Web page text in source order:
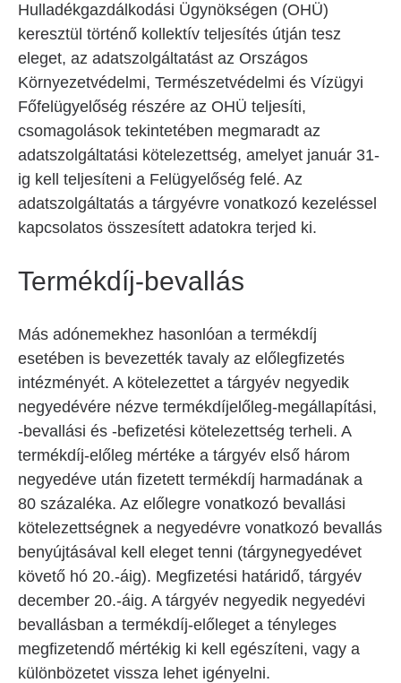
Hulladékgazdálkodási Ügynökségen (OHÜ)
keresztül történő kollektív teljesítés útján tesz
eleget, az adatszolgáltatást az Országos
Környezetvédelmi, Természetvédelmi és Vízügyi
Főfelügyelőség részére az OHÜ teljesíti,
csomagolások tekintetében megmaradt az
adatszolgáltatási kötelezettség, amelyet január 31-
ig kell teljesíteni a Felügyelőség felé. Az
adatszolgáltatás a tárgyévre vonatkozó kezeléssel
kapcsolatos összesített adatokra terjed ki.
Termékdíj-bevallás
Más adónemekhez hasonlóan a termékdíj
esetében is bevezették tavaly az előlegfizetés
intézményét. A kötelezettet a tárgyév negyedik
negyedévére nézve termékdíjelőleg-megállapítási,
-bevallási és -befizetési kötelezettség terheli. A
termékdíj-előleg mértéke a tárgyév első három
negyedéve után fizetett termékdíj harmadának a
80 százaléka. Az előlegre vonatkozó bevallási
kötelezettségnek a negyedévre vonatkozó bevallás
benyújtásával kell eleget tenni (tárgynegyedévet
követő hó 20.-áig). Megfizetési határidő, tárgyév
december 20.-áig. A tárgyév negyedik negyedévi
bevallásban a termékdíj-előleget a tényleges
megfizetendő mértékig ki kell egészíteni, vagy a
különbözetet vissza lehet igényelni.